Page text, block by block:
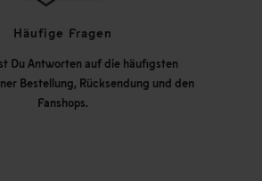
Häufige Fragen
Du Antworten auf die häufigsten
Bestellung, Rücksendung und den
Fanshops.